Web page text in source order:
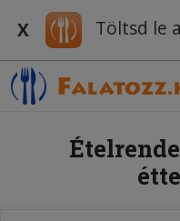
X Töltsd le